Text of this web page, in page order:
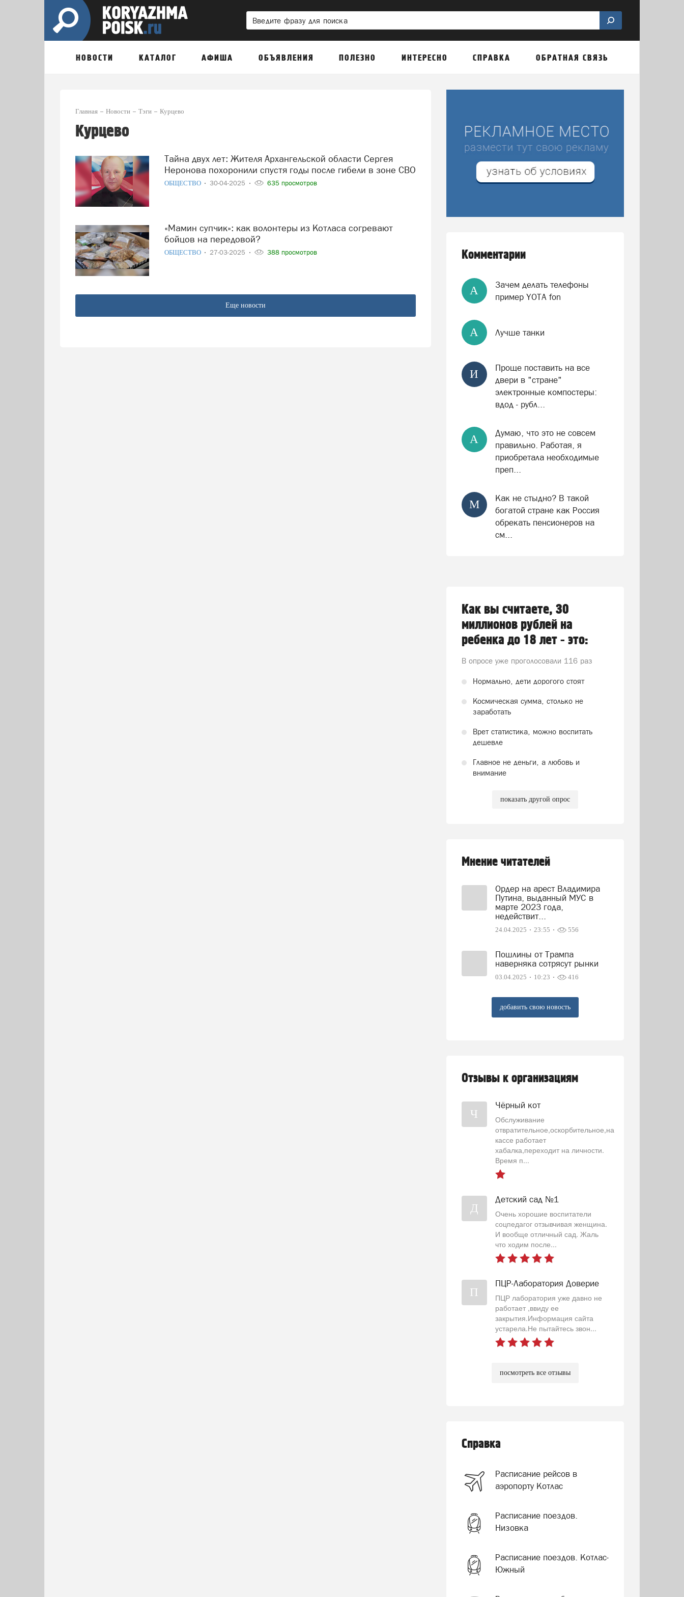
НОВОСТИ КАТАЛОГ АФИША ОБЪЯВЛЕНИЯ ПОЛЕЗНО ИНТЕРЕСНО СПРАВКА ОБРАТНАЯ СВЯЗЬ
Главная Новости Тэги Курцево
Курцево
Тайна двух лет: Жителя Архангельской области Сергея
Неронова похоронили спустя годы после гибели в зоне СВО
ОБЩЕСТВО 30-04-2025 635 просмотров
«Мамин супчик»: как волонтеры из Котласа согревают
бойцов на передовой?
ОБЩЕСТВО 27-03-2025 388 просмотров
Еще новости
Комментарии
А
Зачем делать телефоны
пример YOTA fon
А Лучше танки
И
Проще поставить на все
двери в "стране"
электронные компостеры:
вдод - рубл...
А
Думаю, что это не совсем
правильно. Работая, я
приобретала необходимые
преп...
М
Как не стыдно? В такой
богатой стране как Россия
обрекать пенсионеров на
см...
Как вы считаете, 30
миллионов рублей на
ребенка до 18 лет - это:
В опросе уже проголосовали 116 раз
Нормально, дети дорогого стоят
Космическая сумма, столько не
заработать
Врет статистика, можно воспитать
дешевле
Главное не деньги, а любовь и
внимание
показать другой опрос
Мнение читателей
Ордер на арест Владимира
Путина, выданный МУС в
марте 2023 года,
недействит...
24.04.2025 23:55 556
Пошлины от Трампа
наверняка сотрясут рынки
03.04.2025 10:23 416
добавить свою новость
Отзывы к организациям
Ч
Чёрный кот
Обслуживание
отвратительное,оскорбительное,на
кассе работает
хабалка,переходит на личности.
Время п...
Д
Детский сад №1
Очень хорошие воспитатели
соцпедагог отзывчивая женщина.
И вообще отличный сад. Жаль
что ходим после...
П
ПЦР-Лаборатория Доверие
ПЦР лаборатория уже давно не
работает ,ввиду ее
закрытия.Информация сайта
устарела.Не пытайтесь звон...
посмотреть все отзывы
Справка
Расписание рейсов в
аэропорту Котлас
Расписание поездов.
Низовка
Расписание поездов. Котлас-
Южный